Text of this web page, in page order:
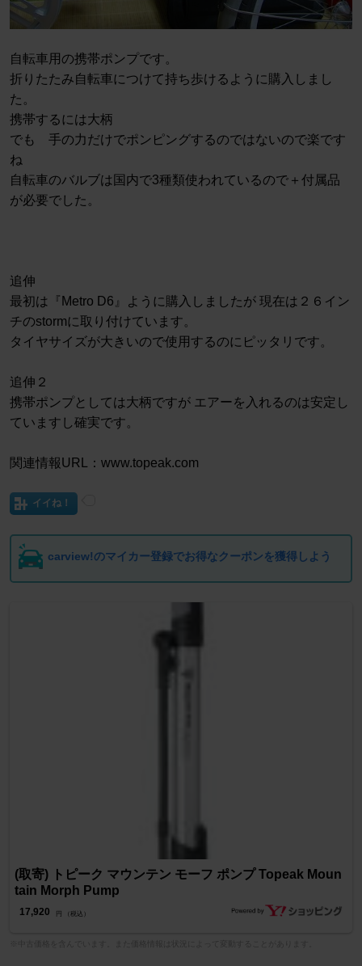
自転車用の携帯ポンプです。
折りたたみ自転車につけて持ち歩けるように購入しまし
た。
携帯するには大柄
でも 手の力だけでポンピングするのではないので楽です
ね
自転車のバルブは国内で3種類使われているので＋付属品
が必要でした。
追伸
最初は『Metro D6』ように購入しましたが 現在は２６イン
チのstormに取り付けています。
タイヤサイズが大きいので使用するのにピッタリです。
追伸２
携帯ポンプとしては大柄ですが エアーを入れるのは安定し
ていますし確実です。
関連情報URL：www.topeak.com
イイね！
carview!のマイカー登録でお得なクーポンを獲得しよう
(取寄) トピーク マウンテン モーフ ポンプ Topeak Moun
tain Morph Pump
17,920 円 （税込）